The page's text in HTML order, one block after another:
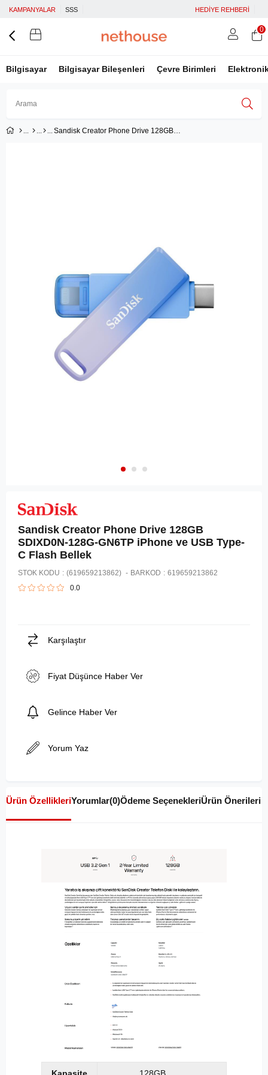
KAMPANYALAR SSS HEDİYE REHBERİ
Bilgisayar Bilgisayar Bileşenleri Çevre Birimleri
0
Sandisk Creator Phone Drive 128GB SDIXD0N-128G-GN6TP iPhone ve USB Type-C Flash Bellek
Sandisk Creator Phone Drive 128GB
SDIXD0N-128G-GN6TP iPhone ve USB Type-
C Flash Bellek
STOK KODU (619659213862) BARKOD : 619659213862
0.0
Karşılaştır
Fiyat Düşünce Haber Ver
Gelince Haber Ver
Yorum Yaz
Ürün ÖzellikleriYorumlar(0)Ödeme SeçenekleriÜrün Önerileri